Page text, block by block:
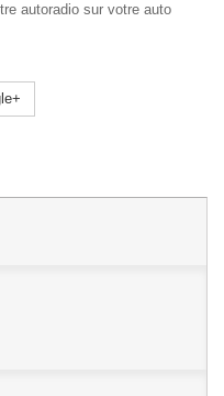
autoradio sur votre auto